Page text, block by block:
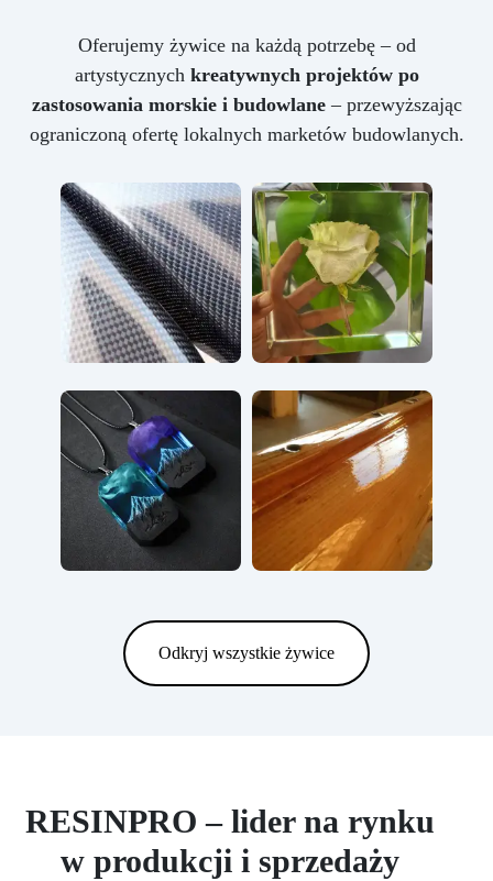
Oferujemy żywice na każdą potrzebę – od
artystycznych kreatywnych projektów po
zastosowania morskie i budowlane– przewyższając
ograniczoną ofertę lokalnych marketów budowlanych.
Odkryj wszystkie żywice
RESINPRO – lider na rynku
w produkcji i sprzedaży